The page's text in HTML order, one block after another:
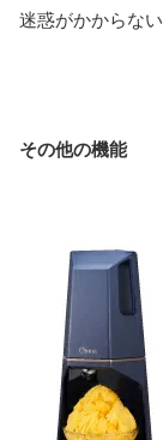
迷惑がかからな
その他の機能